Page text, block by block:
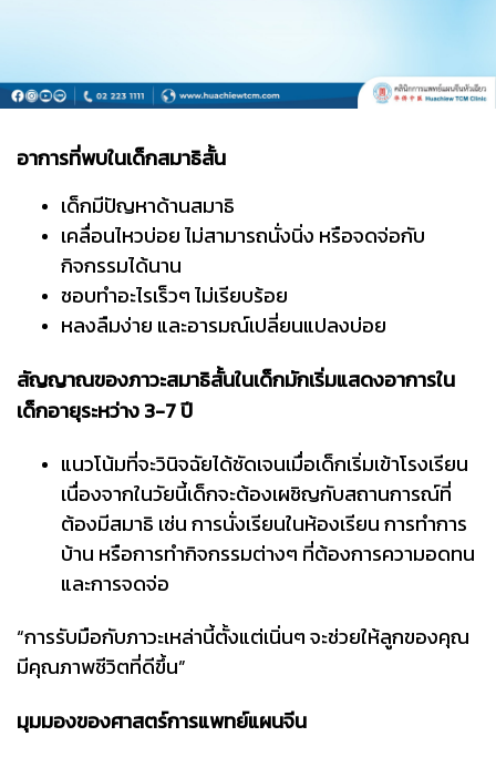
อาการที่พบในเด็กสมาธิสั้น
เด็กมีปัญหาด้านสมาธิ
เคลื่อนไหวบ่อย ไม่สามารถนั่งนิ่ง หรือจดจ่อกับ
กิจกรรมได้นาน
ชอบทำอะไรเร็วๆ ไม่เรียบร้อย
หลงลืมง่าย และอารมณ์เปลี่ยนแปลงบ่อย
สัญญาณของภาวะสมาธิสั้นในเด็กมักเริ่มแสดงอาการใน
เด็กอายุระหว่าง 3-7 ปี
แนวโน้มที่จะวินิจฉัยได้ชัดเจนเมื่อเด็กเริ่มเข้าโรงเรียน
เนื่องจากในวัยนี้เด็กจะต้องเผชิญกับสถานการณ์ที่
ต้องมีสมาธิ เช่น การนั่งเรียนในห้องเรียน การทำการ
บ้าน หรือการทำกิจกรรมต่างๆ ที่ต้องการความอดทน
และการจดจ่อ
“การรับมือกับภาวะเหล่านี้ตั้งแต่เนิ่นๆ จะช่วยให้ลูกของคุณ
มีคุณภาพชีวิตที่ดีขึ้น”
มุมมองของศาสตร์การแพทย์แผนจีน